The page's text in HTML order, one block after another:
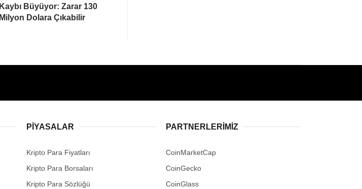
Kaybı Büyüyor: Zarar 130
Milyon Dolara Çıkabilir
PIYASALAR
Kripto Para Fiyatları
Kripto Para Borsaları
Kripto Para Sözlüğü
PARTNERLERIMIZ
CoinMarketCap
CoinGecko
CoinGlass